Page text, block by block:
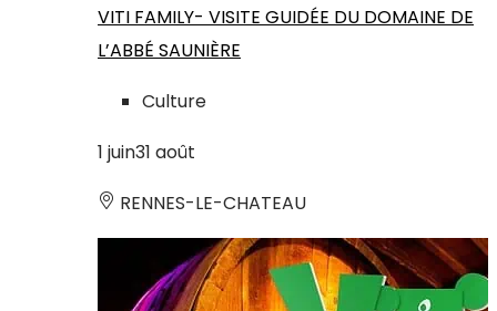
VITI FAMILY- VISITE GUIDÉE DU DOMAINE DE
L’ABBÉ SAUNIÈRE
Culture
1 juin31 août
RENNES-LE-CHATEAU